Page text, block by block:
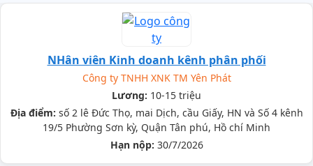
NHân viên Kinh doanh kênh phân phối
Công ty TNHH XNK TM Yên Phát
Lương: 10-15 triệu
Địa điểm: số 2 lê Đức Thọ, mai Dịch, cầu Giấy, HN và Số 4 kênh
19/5 Phường Sơn kỳ, Quận Tân phú, Hồ chí Minh
Hạn nộp: 30/7/2026